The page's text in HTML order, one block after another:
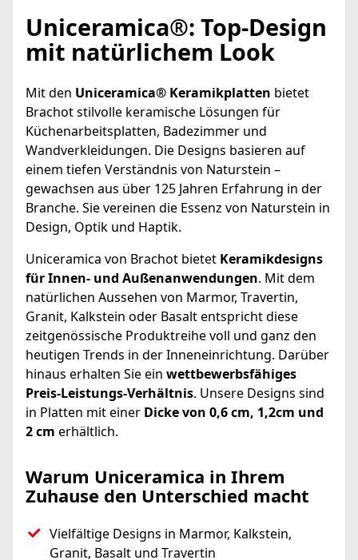
Uniceramica®: Top-Design
mit natürlichem Look
Mit den Uniceramica® Keramikplatten bietet
Brachot stilvolle keramische Lösungen für
Küchenarbeitsplatten, Badezimmer und
Wandverkleidungen. Die Designs basieren auf
einem tiefen Verständnis von Naturstein –
gewachsen aus über 125 Jahren Erfahrung in der
Branche. Sie vereinen die Essenz von Naturstein in
Design, Optik und Haptik.
Uniceramica von Brachot bietet Keramikdesigns
für Innen- und Außenanwendungen. Mit dem
natürlichen Aussehen von Marmor, Travertin,
Granit, Kalkstein oder Basalt entspricht diese
zeitgenössische Produktreihe voll und ganz den
heutigen Trends in der Inneneinrichtung. Darüber
hinaus erhalten Sie ein wettbewerbsfähiges
Preis-Leistungs-Verhältnis. Unsere Designs sind
in Platten mit einer Dicke von 0,6 cm, 1,2cm und
2 cm erhältlich.
Warum Uniceramica in Ihrem
Zuhause den Unterschied macht
Vielfältige Designs in Marmor, Kalkstein,
Granit, Basalt und Travertin